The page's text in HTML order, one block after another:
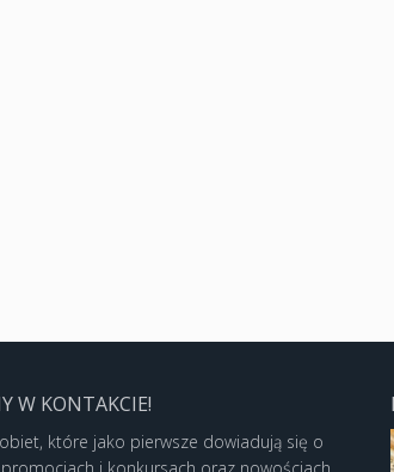
W KONTAKCIE!
które jako pierwsze dowiadują się o